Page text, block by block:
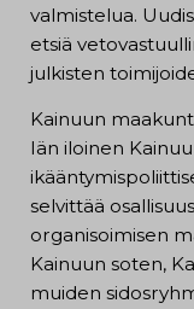
valmistelua.
etsiä
julkisten
Kainuun
Iän iloinen
selvittää
organisoimisen
Kainuun soten,
muiden